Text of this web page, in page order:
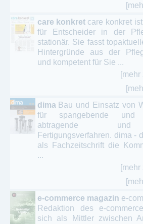
care konkret care konkret
für Entscheider in der
stationär. Sie fasst
Hintergründe aus der
und kompetent für Sie ...
dima Bau und Einsatz von
für spangebende und
abtragende und
Fertigungsverfahren. dima -
als Fachzeitschrift die
...
e-commerce magazin e-
Redaktion des e-
sich als Mittler zwischen